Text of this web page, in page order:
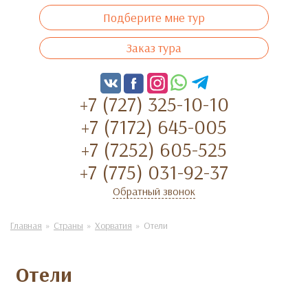
Подберите мне тур
Заказ тура
+7 (727) 325-10-10
+7 (7172) 645-005
+7 (7252) 605-525
+7 (775) 031-92-37
Обратный звонок
Главная Страны Хорватия Отели
Отели